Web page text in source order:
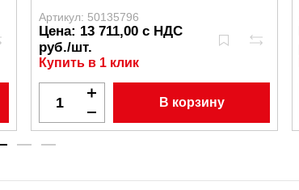
Артикул: 50135796
Цена: 13 711,00 с НДС
руб./шт.
Купить в 1 клик
В корзину